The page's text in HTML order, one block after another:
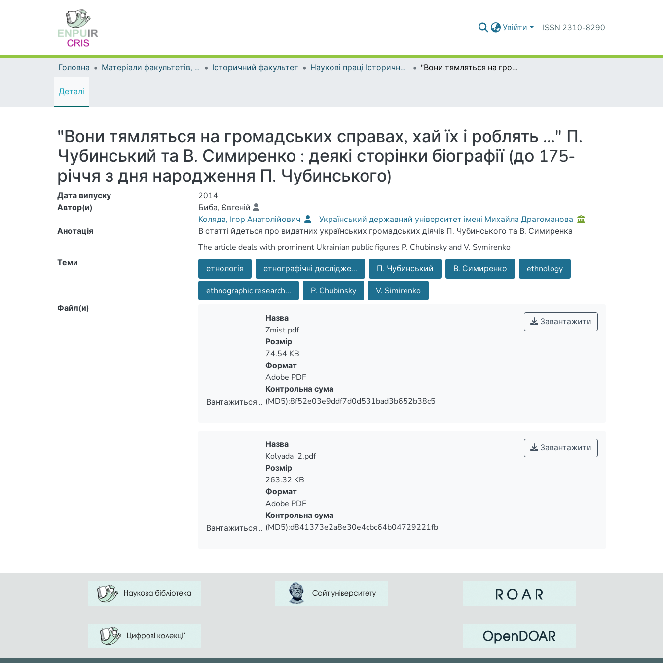
Увійти ISSN 2310-8290
Головна Матеріали факультетів, інститутів, підрозділів Історичний факультет Наукові праці Історичного факультету "Вони тямляться на громадських справах, хай їх і роблять ..." П. Чубинський та В. Симиренко : деякі сторінки біографії (до 175-річчя з дня народження П. Чубинського)
Деталі
"Вони тямляться на громадських справах, хай їх і роблять ..." П.
Чубинський та В. Симиренко : деякі сторінки біографії (до 175-
річчя з дня народження П. Чубинського)
Дата випуску
2014
Автор(и)
Биба, Євгеній
Коляда, Ігор Анатолійович
Український державний університет імені Михайла Драгоманова
Анотація
В статті йдеться про видатних українських громадських діячів П. Чубинського та В. Симиренка
The article deals with prominent Ukrainian public figures P. Chubinsky and V. Symirenko
Теми
етнологія етнографічні дослідже... П. Чубинський В. Симиренко
ethnology
ethnographic research...
P. Chubinsky
V. Simirenko
Файл(и)
Вантажиться...
Завантажити
Назва
Zmist.pdf
Розмір
74.54 KB
Формат
Adobe PDF
Контрольна сума
(MD5):8f52e03e9ddf7d0d531bad3b652b38c5
Вантажиться...
Завантажити
Назва
Kolyada_2.pdf
Розмір
263.32 KB
Формат
Adobe PDF
Контрольна сума
(MD5):d841373e2a8e30e4cbc64b04729221fb